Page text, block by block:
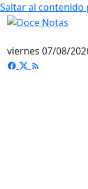
Saltar al contenido
viernes 07/08/